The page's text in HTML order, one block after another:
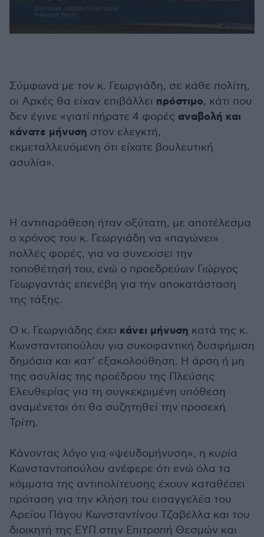
57
seconds
Σύμφωνα με τον κ. Γεωργιάδη, σε κάθε πολίτη,
οι Αρχές θα είχαν επιβάλλει πρόστιμο, κάτι που
δεν έγινε «γιατί πήρατε 4 φορές αναβολή και
κάνατε μήνυση στον ελεγκτή,
εκμεταλλευόμενη ότι είχατε βουλευτική
ασυλία».
Η αντιπαράθεση ήταν οξύτατη, με αποτέλεσμα
ο χρόνος του κ. Γεωργιάδη να «παγώνει»
πολλές φορές, για να συνεχίσει την
τοποθέτησή του, ενώ ο προεδρεύων Γιώργος
Γεωργαντάς επενέβη για την αποκατάσταση
της τάξης.
Ο κ. Γεωργιάδης έχει κάνει μήνυση κατά της κ.
Κωνσταντοπούλου για συκοφαντική δυσφήμιση
δημόσια και κατ’ εξακολούθηση. Η άρση ή μη
της ασυλίας της προέδρου της Πλεύσης
Ελευθερίας για τη συγκεκριμένη υπόθεση
αναμένεται ότι θα συζητηθεί την προσεχή
Τρίτη.
Κάνοντας λόγο για «ψευδομήνυση», η κυρία
Κωνσταντοπούλου ανέφερε ότι ενώ όλα τα
κόμματα της αντιπολίτευσης έχουν καταθέσει
πρόταση για την κλήση του εισαγγελέα του
Αρείου Πάγου Κωνσταντίνου Τζαβέλλα και του
διοικητή της ΕΥΠ στην Επιτροπή Θεσμών και